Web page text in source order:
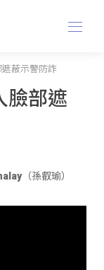
蔽示警防詐
臉部遮
（孫叡瑜）